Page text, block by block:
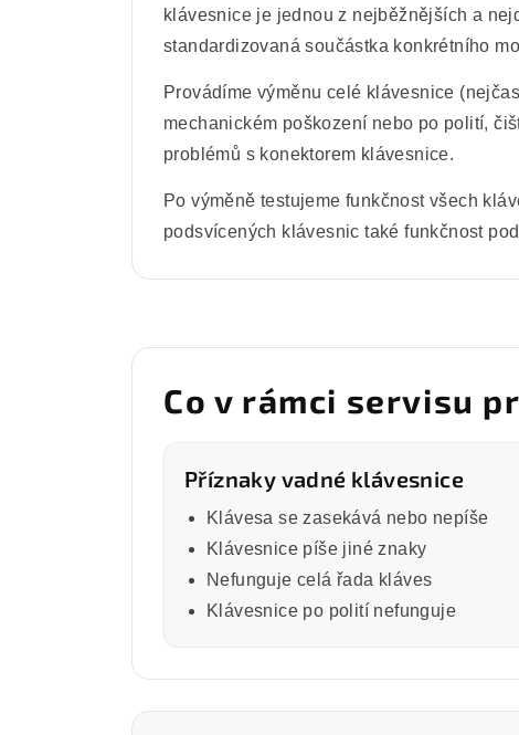
klávesnice je jednou z nejběžnějších a
standardizovaná součástka konkrétního
Provádíme výměnu celé klávesnice
mechanickém poškození nebo po polití,
problémů s konektorem klávesnice.
Po výměně testujeme funkčnost všech
podsvícených klávesnic také funkčnost
Co v rámci servisu
Příznaky vadné klávesnice
Klávesa se zasekává nebo nepíše
Klávesnice píše jiné znaky
Nefunguje celá řada kláves
Klávesnice po polití nefunguje